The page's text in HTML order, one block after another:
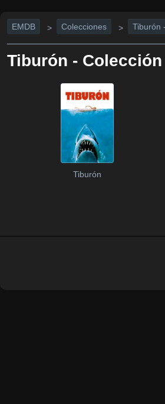
EMDB > Colecciones > Tiburón
Tiburón - Colección
Tiburón